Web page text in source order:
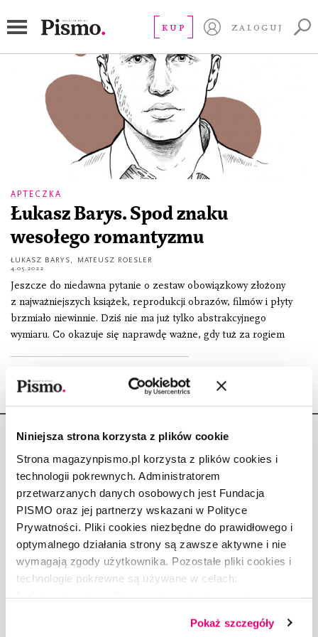
Niniejsza strona korzysta z plików cookie
Strona magazynpismo.pl korzysta z plików cookies i
technologii pokrewnych. Administratorem
przetwarzanych danych osobowych jest Fundacja
PISMO oraz jej partnerzy wskazani w Polityce
Prywatności. Pliki cookies niezbędne do prawidłowego i
optymalnego działania strony są zawsze aktywne i nie
wymagają zgody użytkownika. Pozostałe pliki cookies i
technologie pokrewne są używane w celach:
dobrowolną zgodę na pliki cookies i technologie
Pokaż szczegóły
KUP ZALOGUJ
Kości które nosisz w kieszeni
APTECZKA
Łukasz Barys. Spod znaku
wesołego romantyzmu
ŁUKASZ BARYS MATEUSZ ROESLER
4.05.2022
Jeszcze do niedawna pytanie o zestaw obowiązkowy złożony
z najważniejszych książek, reprodukcji obrazów, filmów i płyty
brzmiało niewinnie. Dziś nie ma już tylko abstrakcyjnego
wymiaru. Co okazuje się naprawdę ważne, gdy tuż za rogiem
Copyright © Fundacja Pismo
O „PIŚMIE”
ABOUT PISMO
FACT-CHECKING W „PIŚMIE”